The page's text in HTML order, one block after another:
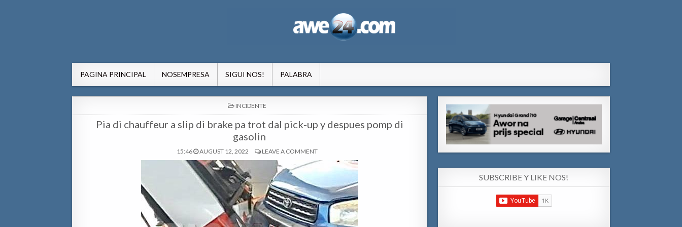
PAGINA PRINCIPAL NOSEMPRESA SIGUI NOS! PALABRA
POSTED
IN
INCIDENTE
Pia di chauffeur a slip di brake pa trot dal pick-up y despues pomp di
gasolin
15:46 AUGUST 12, 2022 LEAVE A COMMENT
SUBSCRIBE Y LIKE NOS!